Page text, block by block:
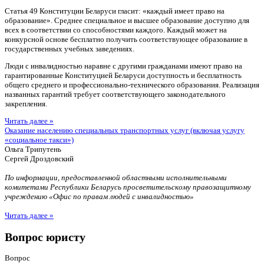
Статья 49 Конституции Беларуси гласит: «каждый имеет право на
образование». Среднее специальное и высшее образование доступно для
всех в соответствии со способностями каждого. Каждый может на
конкурсной основе бесплатно получить соответствующее образование в
государственных учебных заведениях.
Люди с инвалидностью наравне с другими гражданами имеют право на
гарантированные Конституцией Беларуси доступность и бесплатность
общего среднего и профессионально-технического образования. Реализация
названных гарантий требует соответствующего законодательного
закрепления.
Читать далее »
Оказание населению специальных транспортных услуг (включая услугу
«социальное такси»)
Ольга Трипутень
Сергей Дроздовский
По информации, предоставленной областными исполнительными
комитетами Республики Беларусь просветительскому правозащитному
учреждению «Офис по правам людей с инвалидностью»
Читать далее »
Вопрос юристу
Вопрос